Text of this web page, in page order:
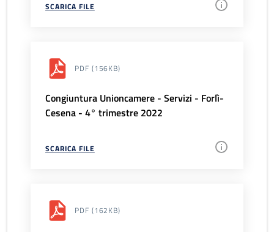
SCARICA FILE
PDF (156KB)
Congiuntura Unioncamere - Servizi - Forlì-
Cesena - 4° trimestre 2022
SCARICA FILE
PDF (162KB)